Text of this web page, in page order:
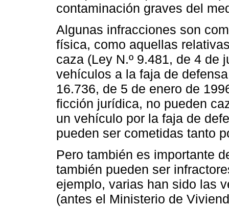
contaminación graves del
Algunas infracciones son
física, como aquellas
caza (Ley N.º 9.481, de 4 de
vehículos a la faja de
16.736, de 5 de enero de
ficción jurídica, no pueden
un vehículo por la faja de
pueden ser cometidas tanto
Pero también es importante
también pueden ser
ejemplo, varias han sido las
(antes el Ministerio de